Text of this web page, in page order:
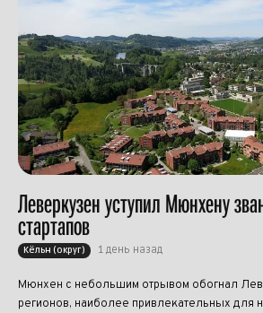
Леверкузен уступил Мюнхену
стартапов
Кёльн (округ) 1 день назад
Мюнхен с небольшим отрывом обогнал
регионов, наиболее привлекательных для